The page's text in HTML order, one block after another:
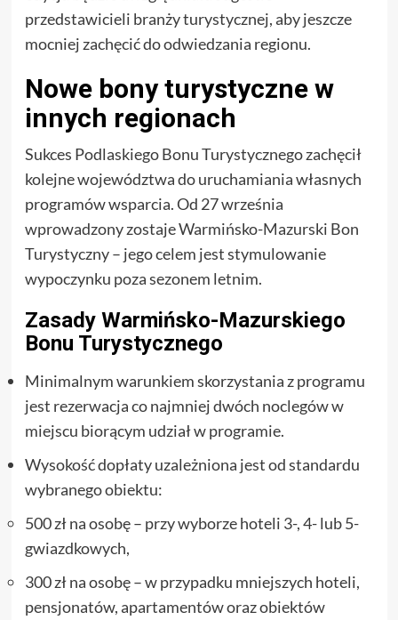
przedstawicieli branży turystycznej, aby jeszcze
mocniej zachęcić do odwiedzania regionu.
Nowe bony turystyczne w
innych regionach
Sukces Podlaskiego Bonu Turystycznego zachęcił
kolejne województwa do uruchamiania własnych
programów wsparcia. Od 27 września
wprowadzony zostaje Warmińsko-Mazurski Bon
Turystyczny – jego celem jest stymulowanie
wypoczynku poza sezonem letnim.
Zasady Warmińsko-Mazurskiego
Bonu Turystycznego
Minimalnym warunkiem skorzystania z programu
jest rezerwacja co najmniej dwóch noclegów w
miejscu biorącym udział w programie.
Wysokość dopłaty uzależniona jest od standardu
wybranego obiektu:
500 zł na osobę – przy wyborze hoteli 3-, 4- lub 5-
gwiazdkowych,
300 zł na osobę – w przypadku mniejszych hoteli,
pensjonatów, apartamentów oraz obiektów